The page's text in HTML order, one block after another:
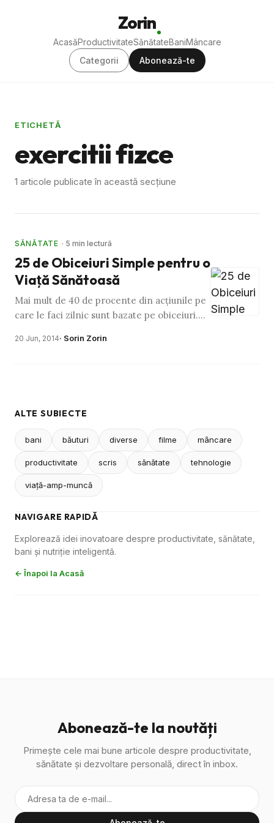
Zorin
AcasăProductivitateSănătateBaniMâncare
Categorii
Abonează-te
ETICHETĂ
exercitii fizce
1 articole publicate în această secțiune
SĂNĂTATE · 5 min lectură
25 de Obiceiuri Simple pentru o
Viaţă Sănătoasă
Mai mult de 40 de procente din acţiunile pe
care le faci zilnic sunt bazate pe obiceiuri.
obieceiuri sunt …
20 Jun, 2014· Sorin Zorin
ALTE SUBIECTE
bani băuturi diverse filme mâncare
productivitate scris sănătate tehnologie
viaţă-amp-muncă
NAVIGARE RAPIDĂ
Explorează idei inovatoare despre productivitate, sănătate,
bani și nutriție inteligentă.
← Înapoi la Acasă
Abonează-te la noutăți
Primește cele mai bune articole despre productivitate,
sănătate și dezvoltare personală, direct în inbox.